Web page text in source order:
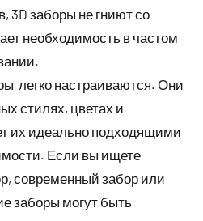
3D заборы не гниют со
необходимость в частом
легко настраиваются. Они
стилях, цветах и
их идеально подходящими
Если вы ищете
современный забор или
заборы могут быть